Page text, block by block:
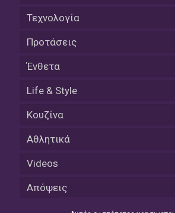
Τεχνολογία
Προτάσεις
Ένθετα
Life & Style
Κουζίνα
Αθλητικά
Videos
Απόψεις